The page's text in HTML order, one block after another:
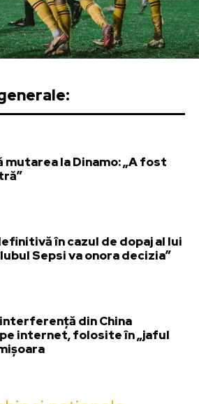
mutarea la Dinamo: „A fost
în cazul de dopaj al lui
Sepsi va onora decizia”
din China
internet, folosite în „jaful